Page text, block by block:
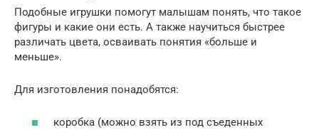
Подобные игрушки помогут малышам понять, что такое
фигуры и какие они есть. А также научиться быстрее
различать цвета, осваивать понятия «больше и
меньше».
Для изготовления понадобятся:
коробка (можно взять из под съеденных